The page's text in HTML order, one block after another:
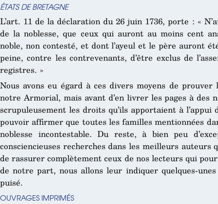
ÉTATS DE BRETAGNE
L’art. 11 de la déclaration du 26 juin 1736, porte : «
de la noblesse, que ceux qui auront au moins cent
noble, non contesté, et dont l’ayeul et le père auront
peine, contre les contrevenants, d’être exclus de
registres. »
Nous avons eu égard à ces divers moyens de
notre Armorial, mais avant d’en livrer les pages à des
scrupuleusement les droits qu’ils apportaient à
pouvoir affirmer que toutes les familles mentionnées
noblesse incontestable. Du reste, à bien peu
consciencieuses recherches dans les meilleurs
de rassurer complètement ceux de nos lecteurs qui
de notre part, nous allons leur indiquer quelques-unes
puisé.
OUVRAGES IMPRIMÉS